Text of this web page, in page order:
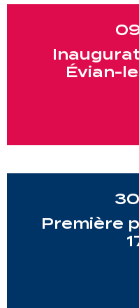
Évian-
Première